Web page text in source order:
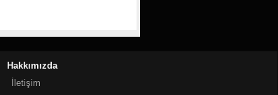
Hakkımızda
İletişim